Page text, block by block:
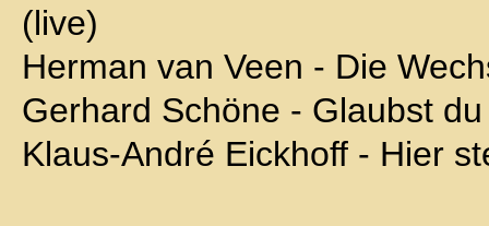
(live)
Herman van Veen - Die
Gerhard Schöne - Glaubst
Klaus-André Eickhoff - Hier